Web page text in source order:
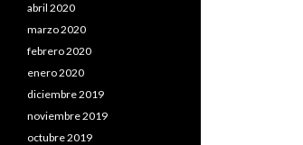
abril 2020
marzo 2020
febrero 2020
enero 2020
diciembre 2019
noviembre 2019
octubre 2019